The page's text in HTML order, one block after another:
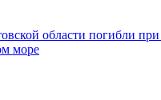
области погибли
море